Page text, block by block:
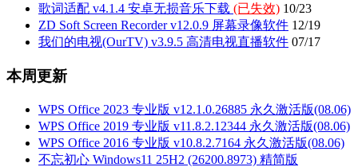
歌词适配 v4.1.4 安卓无损音乐下载 (已失效) 10/23
ZD Soft Screen Recorder v12.0.9 屏幕录像软件 12/19
我们的电视(OurTV) v3.9.5 高清电视直播软件 07/17
本周更新
WPS Office 2023 专业版 v12.1.0.26885 永久激活版(08.06)
WPS Office 2019 专业版 v11.8.2.12344 永久激活版(08.06)
WPS Office 2016 专业版 v10.8.2.7164 永久激活版(08.06)
不忘初心 Windows11 25H2 (26200.8973) 精简版